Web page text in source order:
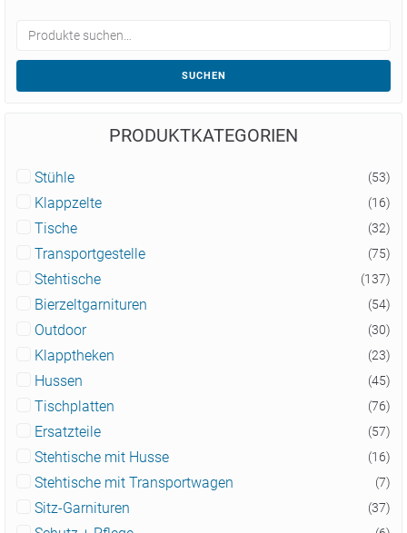
SUCHEN
PRODUKTKATEGORIEN
Stühle (53)
Klappzelte (16)
Tische (32)
Transportgestelle (75)
Stehtische (137)
Bierzeltgarnituren (54)
Outdoor (30)
Klapptheken (23)
Hussen (45)
Tischplatten (76)
Ersatzteile (57)
Stehtische mit Husse (16)
Stehtische mit Transportwagen (7)
Sitz-Garnituren (37)